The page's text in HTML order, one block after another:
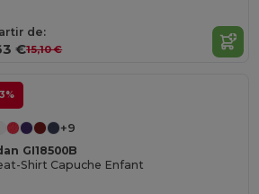
de:
€15,10 €
+9
GI18500B
Shirt Capuche Enfant